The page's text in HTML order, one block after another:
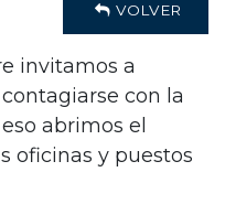
VOLVER
invitamos a
con la
abrimos el
oficinas y puestos